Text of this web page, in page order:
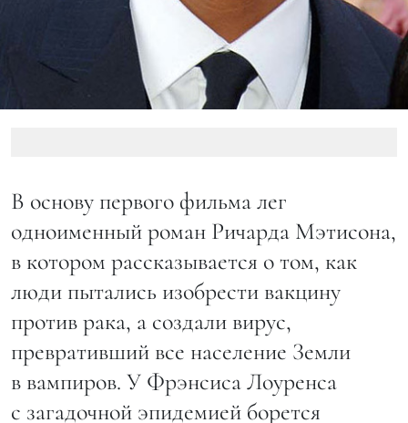
В основу первого фильма лег
одноименный роман Ричарда Мэтисона,
в котором рассказывается о том, как
люди пытались изобрести вакцину
против рака, а создали вирус,
превративший все население Земли
в вампиров. У Фрэнсиса Лоуренса
с загадочной эпидемией борется